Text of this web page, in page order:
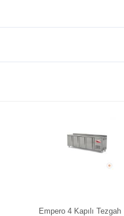
Empero 4 Kapılı Tezgah